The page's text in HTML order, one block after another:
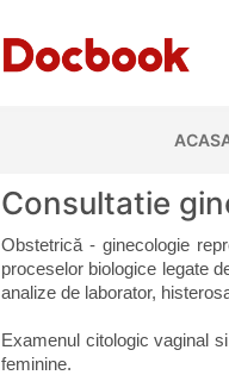
Consultatie
Obstetrică - ginecologie
proceselor biologice legate
analize de laborator,
Examenul citologic vaginal
feminine.